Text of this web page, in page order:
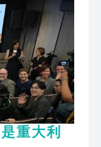
重大利